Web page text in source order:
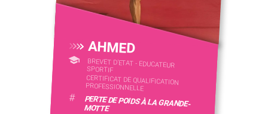
AHMED
BREVET D'ETAT - EDUCATEUR
SPORTIF
CERTIFICAT DE QUALIFICATION
PROFESSIONNELLE
# PERTE DE POIDS À LA GRANDE-
MOTTE